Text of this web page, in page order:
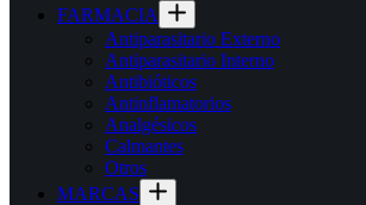
FARMACIA
Antiparasitario Externo
Antiparasitario Interno
Antibióticos
Antinflamatorios
Analgésicos
Calmantes
Otros
MARCAS